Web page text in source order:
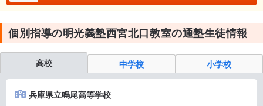
個別指導の明光義塾西宮北口教室の通塾生徒情報
高校 中学校 小学校
兵庫県立鳴尾高等学校